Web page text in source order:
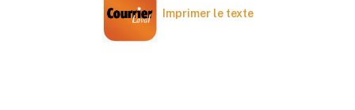
Imprimer le texte